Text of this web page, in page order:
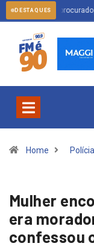
DESTAQUES
procurado pela justiça
Home Polícia
Mulher
era
confessou